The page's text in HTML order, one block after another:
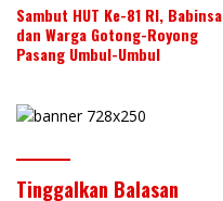
Sambut HUT Ke-81 RI, Babinsa
dan Warga Gotong-Royong
Pasang Umbul-Umbul
Tinggalkan Balasan